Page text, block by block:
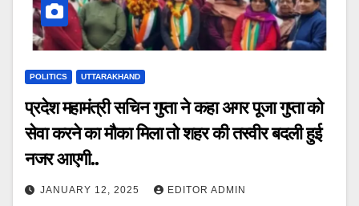
POLITICS UTTARAKHAND
प्रदेश महामंत्री सचिन गुप्ता ने कहा अगर पूजा गुप्ता को
सेवा करने का मौका मिला तो शहर की तस्वीर बदली हुई
नजर आएगी..
JANUARY 12, 2025 EDITOR ADMIN